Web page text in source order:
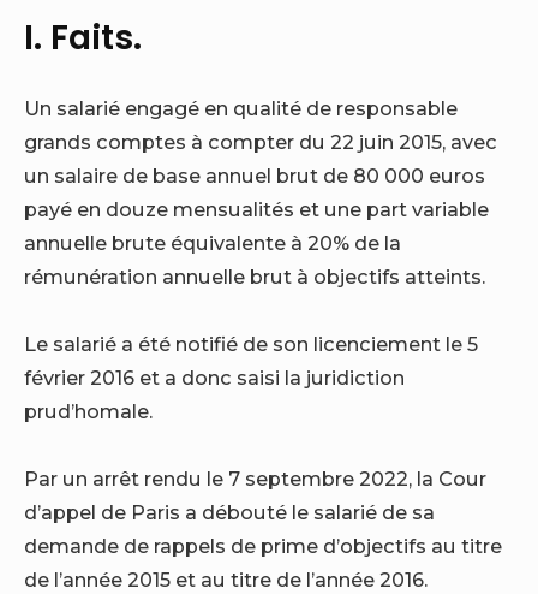
I. Faits.
Un salarié engagé en qualité de responsable
grands comptes à compter du 22 juin 2015, avec
un salaire de base annuel brut de 80 000 euros
payé en douze mensualités et une part variable
annuelle brute équivalente à 20% de la
rémunération annuelle brut à objectifs atteints.
Le salarié a été notifié de son licenciement le 5
février 2016 et a donc saisi la juridiction
prud’homale.
Par un arrêt rendu le 7 septembre 2022, la Cour
d’appel de Paris a débouté le salarié de sa
demande de rappels de prime d’objectifs au titre
de l’année 2015 et au titre de l’année 2016.